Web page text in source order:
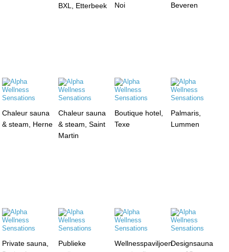
BXL, Etterbeek
Noi
Beveren
Chaleur sauna
& steam, Herne
Chaleur sauna
& steam, Saint
Martin
Boutique hotel,
Texe
Palmaris,
Lummen
Private sauna,
Publieke
WellnesspaviljoenDesignsauna